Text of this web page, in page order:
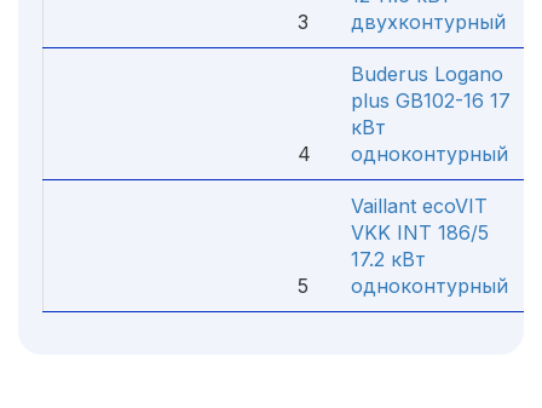
3
двухконтурный
4
Buderus Logano
plus GB102-16 17
кВт
одноконтурный
5
Vaillant ecoVIT
VKK INT 186/5
17.2 кВт
одноконтурный